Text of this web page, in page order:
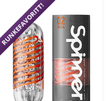
RUNKEFAVORITT!